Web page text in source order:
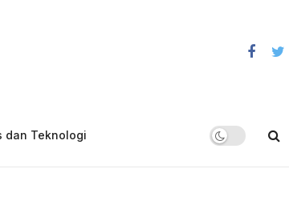
dan Teknologi